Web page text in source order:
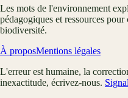
Les mots de l'environnement
pédagogiques et ressources
biodiversité.
À proposMentions légales
L'erreur est humaine, la
inexactitude, écrivez-nous.